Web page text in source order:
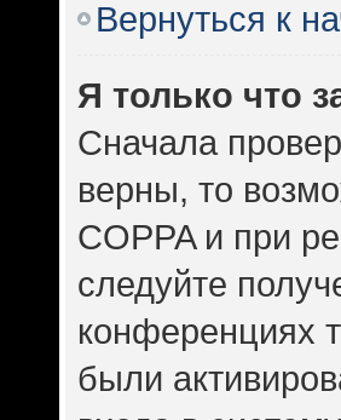
Вернуться к
Я только что
Сначала
верны, то
COPPA и при
следуйте
конференциях
были